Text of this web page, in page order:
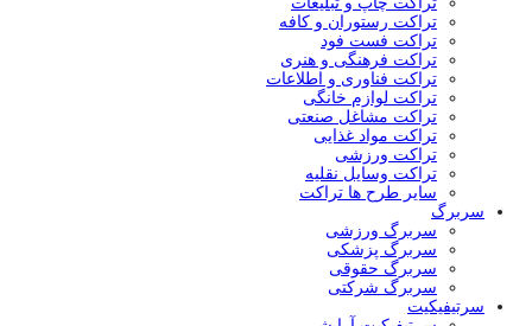
تراکت رستوران و کافه
تراکت فست فود
تراکت فرهنگی و هنری
تراکت فناوری و اطلاعات
تراکت لوازم خانگی
تراکت مشاغل صنعتی
تراکت مواد غذایی
تراکت ورزشی
تراکت وسایل نقلیه
سایر طرح ها تراکت
سربرگ
سربرگ ورزشی
سربرگ پزشکی
سربرگ حقوقی
سربرگ شرکتی
سرتیفیکیت